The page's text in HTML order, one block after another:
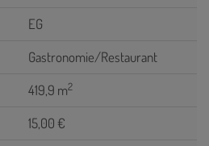
EG
Gastronomie/Restaurant
419,9 m2
15,00 €